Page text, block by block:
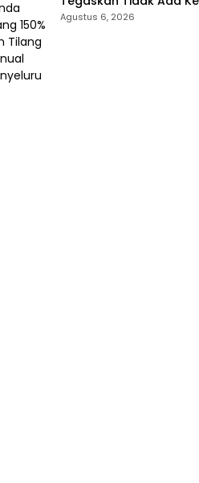
Denda Tilang 150% dan
Agustus 6, 2026